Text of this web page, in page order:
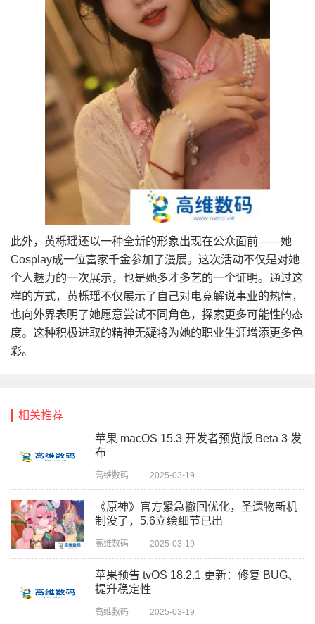
此外，黄栎瑶还以一种全新的形象出现在公众面前——她
Cosplay成一位富家千金参加了漫展。这次活动不仅是对她
个人魅力的一次展示，也是她多才多艺的一个证明。通过这
样的方式，黄栎瑶不仅展示了自己对电竞解说事业的热情，
也向外界表明了她愿意尝试不同角色，探索更多可能性的态
度。这种积极进取的精神无疑将为她的职业生涯增添更多色
彩。
相关推荐
苹果 macOS 15.3 开发者预览版 Beta 3 发
布
高维数码 2025-03-19
《原神》官方紧急撤回优化，圣遗物新机
制没了，5.6立绘细节已出
高维数码 2025-03-19
苹果预告 tvOS 18.2.1 更新：修复 BUG、
提升稳定性
高维数码 2025-03-19